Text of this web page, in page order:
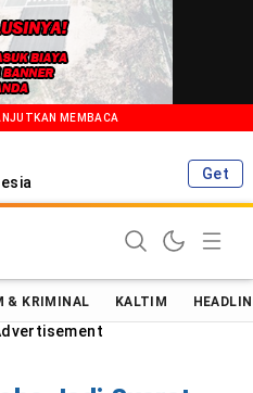
MEMBACA
Get
Informasi Terkini!
& KRIMINAL KALTIM